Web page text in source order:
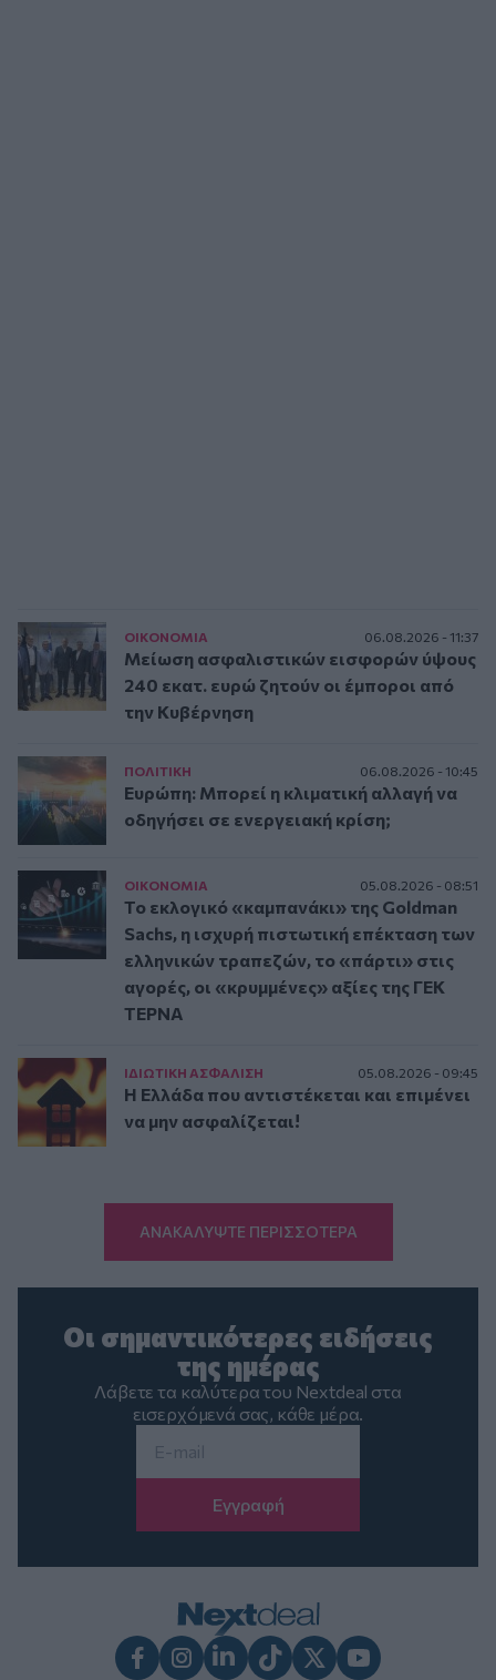
ΟΙΚΟΝΟΜΙΑ 06.08.2026 - 11:37
Μείωση ασφαλιστικών εισφορών ύψους
240 εκατ. ευρώ ζητούν οι έμποροι από
την Κυβέρνηση
ΠΟΛΙΤΙΚΗ 06.08.2026 - 10:45
Ευρώπη: Μπορεί η κλιματική αλλαγή να
οδηγήσει σε ενεργειακή κρίση;
ΟΙΚΟΝΟΜΙΑ 05.08.2026 - 08:51
Το εκλογικό «καμπανάκι» της Goldman
Sachs, η ισχυρή πιστωτική επέκταση των
ελληνικών τραπεζών, το «πάρτι» στις
αγορές, οι «κρυμμένες» αξίες της ΓΕΚ
ΤΕΡΝΑ
ΙΔΙΩΤΙΚΗ ΑΣΦAΛΙΣΗ 05.08.2026 - 09:45
Η Ελλάδα που αντιστέκεται και επιμένει
να μην ασφαλίζεται!
ΑΝΑΚΑΛΥΨΤΕ ΠΕΡΙΣΣΟΤΕΡΑ
Οι σημαντικότερες ειδήσεις
της ημέρας
Λάβετε τα καλύτερα του Nextdeal στα
εισερχόμενά σας, κάθε μέρα.